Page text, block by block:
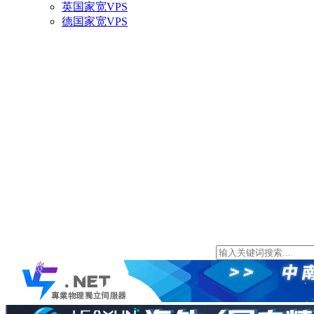
英国家宽VPS
德国家宽VPS